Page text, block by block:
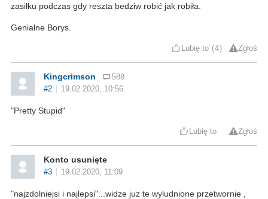
zasiłku podczas gdy reszta bedziw robić jak robiła.
Genialne Borys.
Lubię to 4 Zgłoś
Kingcrimson
588
#2
19.02.2020, 10:56
"Pretty Stupid"
Lubię to Zgłoś
Konto usunięte
#3 19.02.2020, 11:09
"najzdolniejsi i najlepsi"...widze juz te wyludnione przetwornie ,